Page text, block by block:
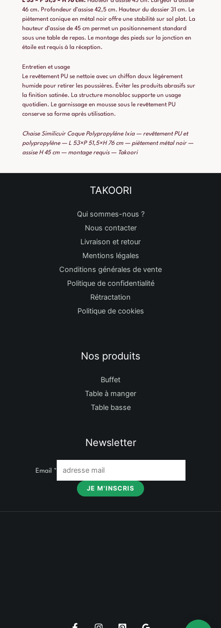
46 cm. Profondeur d’assise 42,5 cm. Hauteur du dossier 31 cm. Le
piètement conique en métal noir offre une stabilité sur sol plat. La
hauteur d’assise de 45 cm permet un positionnement standard
sous une table de repas. Le montage des pieds sur la jonction en
étoile est requis à la réception.
Entretien et usage
Le revêtement PU se nettoie avec un chiffon doux légèrement
humide pour retirer les poussières. Éviter les produits abrasifs sur
la finition satinée. La structure monobloc supporte un usage
quotidien. Le garnissage en mousse sous le revêtement PU
conserve sa forme après utilisation.
Chaise Similicuir Coque Polypropylène Ixia — revêtement PU et
polypropylène — L 53×P 51,5×H 76 cm — piètement métal noir —
assise H 45 cm — montage requis — Takoori
TAKOORI
Qui sommes-nous ?
Nous contacter
Livraison et retour
Mentions légales
Conditions générales de vente
Politique de confidentialité
Rétractation
Politique de cookies
Nos produits
Buffet
Table à manger
Table basse
Newsletter
Email *
JE M'INSCRIS